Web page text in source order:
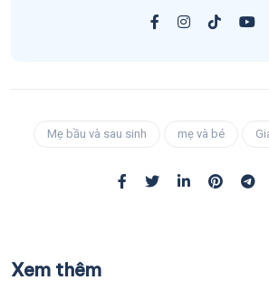
Mẹ bầu và sau sinh mẹ và bé
Xem thêm